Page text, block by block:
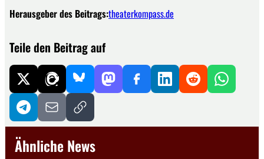
Herausgeber des Beitrags:theaterkompass.de
Teile den Beitrag auf
Ähnliche News